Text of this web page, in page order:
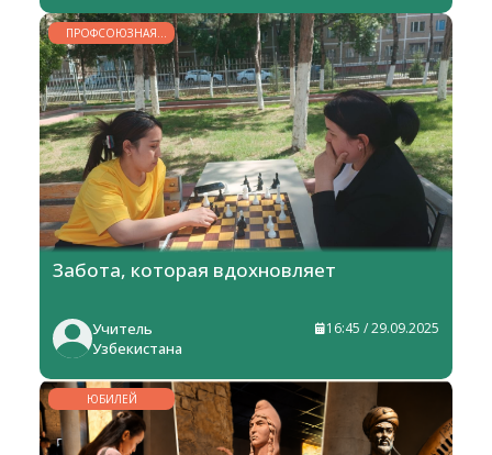
ПРОФСОЮЗНАЯ
ЖИЗНЬ
Забота, которая вдохновляет
Учитель
Узбекистана
16:45 / 29.09.2025
ЮБИЛЕЙ